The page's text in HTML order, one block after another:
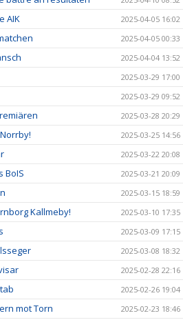
AIK 2025-04-05 16:02
2025-04-05 00:33
2025-04-04 13:52
2025-03-29 17:00
2025-03-29 09:52
2025-03-28 20:29
2025-03-25 14:56
2025-03-22 20:08
BoIS 2025-03-21 20:09
2025-03-15 18:59
Kallmeby! 2025-03-10 17:35
2025-03-09 17:15
2025-03-08 18:32
2025-02-28 22:16
2025-02-26 19:04
mot Torn 2025-02-23 18:46